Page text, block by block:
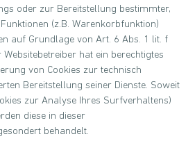
oder zur Bereitstellung bestimmter,
(z.B. Warenkorbfunktion)
auf Grundlage von Art. 6 Abs. 1 lit. f
Websitebetreiber hat ein berechtigtes
von Cookies zur technisch
Bereitstellung seiner Dienste. Soweit
zur Analyse Ihres Surfverhaltens)
diese in dieser
behandelt.